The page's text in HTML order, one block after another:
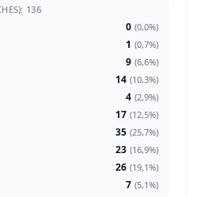
136
0 (0,0%)
1 (0,7%)
9 (6,6%)
14 (10,3%)
4 (2,9%)
17 (12,5%)
35 (25,7%)
23 (16,9%)
26 (19,1%)
7 (5,1%)